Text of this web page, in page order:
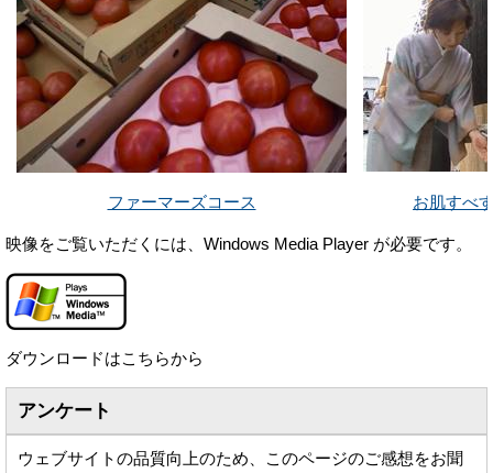
ファーマーズコース お肌すべ
映像をご覧いただくには、Windows Media Player が必要です。
ダウンロードはこちらから
アンケート
ウェブサイトの品質向上のため、このページのご感想をお聞